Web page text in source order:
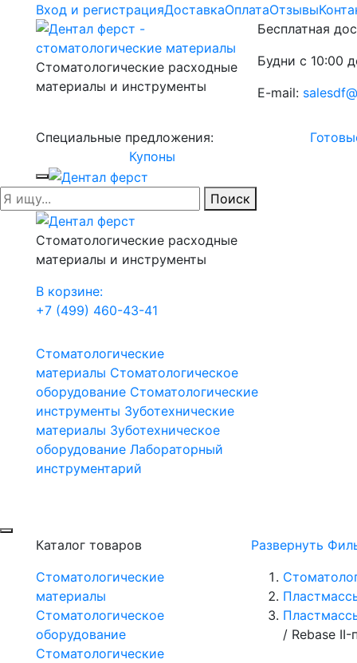
Вход и регистрацияДоставкаОплатаОтзывы
Стоматологические расходные
материалы и инструменты
Бесплатная
Будни с 10:00
E-mail:
Специальные предложения:
Купоны
Поиск
Стоматологические расходные
материалы и инструменты
В корзине:
+7 (499) 460-43-41
Стоматологические
материалы Стоматологическое
оборудование Стоматологические
инструменты Зуботехнические
материалы Зуботехническое
оборудование Лабораторный
инструментарий
Каталог товаров
Стоматологические
материалы
Стоматологическое
оборудование
Стоматологические
Развернуть
/ Rebase II-